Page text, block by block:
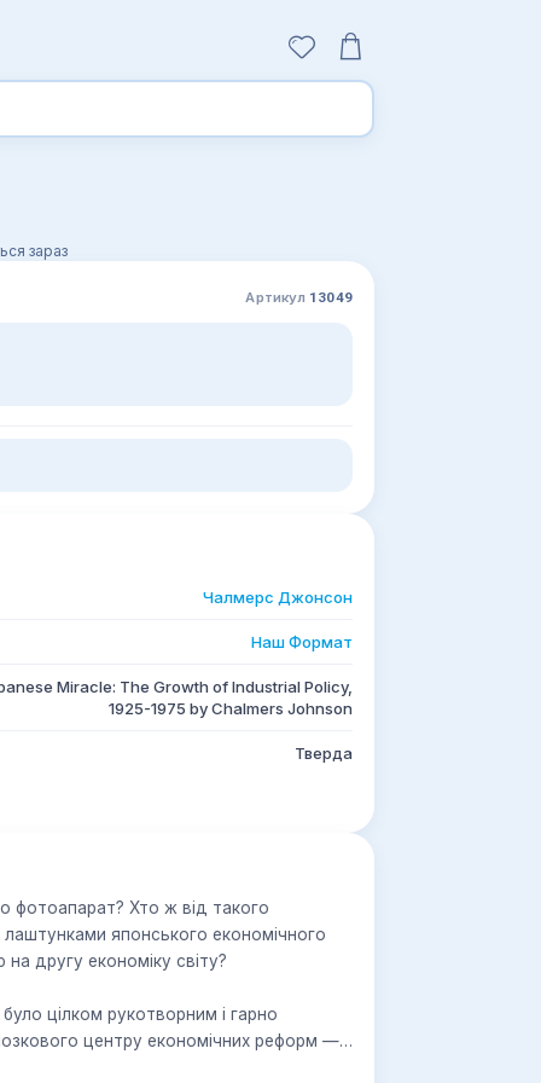
зараз
Артикул 13049
Чалмерс Джонсон
Наш Формат
Miracle: The Growth of Industrial Policy,
1925-1975 by Chalmers Johnson
Тверда
фотоапарат? Хто ж від такого
японського економічного
другу економіку світу?
цілком рукотворним і гарно
центру економічних реформ —
Японії. Саме там, за зачиненими